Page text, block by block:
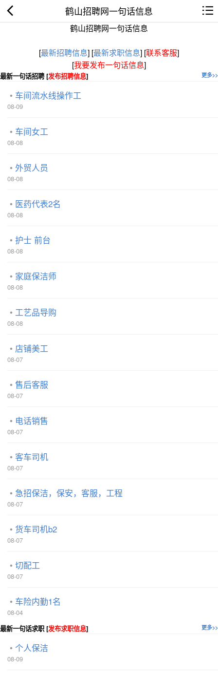
鹤山招聘网一句话信息
鹤山招聘网一句话信息
[最新招聘信息] [最新求职信息] [联系客服]
[我要发布一句话信息]
更多>>
最新一句话招聘 [发布招聘信息]
车间流水线操作工
08-09
车间女工
08-08
外贸人员
08-08
医药代表2名
08-08
护士 前台
08-08
家庭保洁师
08-08
工艺品导购
08-08
店铺美工
08-07
售后客服
08-07
电话销售
08-07
客车司机
08-07
急招保洁，保安，客服，工程
08-07
货车司机b2
08-07
切配工
08-07
车险内勤1名
08-04
更多>>
最新一句话求职 [发布求职信息]
个人保洁
08-09